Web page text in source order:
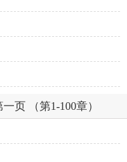
页 （第1-100章）